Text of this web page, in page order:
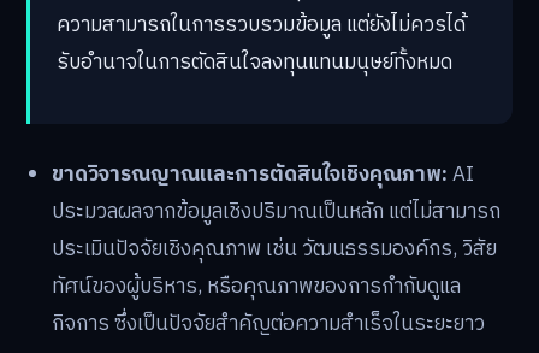
ความสามารถในการรวบรวมข้อมูล แต่ยังไม่ควรได้
รับอำนาจในการตัดสินใจลงทุนแทนมนุษย์ทั้งหมด
ขาดวิจารณญาณและการตัดสินใจเชิงคุณภาพ:AI
ประมวลผลจากข้อมูลเชิงปริมาณเป็นหลัก แต่ไม่สามารถ
ประเมินปัจจัยเชิงคุณภาพ เช่น วัฒนธรรมองค์กร, วิสัย
ทัศน์ของผู้บริหาร, หรือคุณภาพของการกำกับดูแล
กิจการ ซึ่งเป็นปัจจัยสำคัญต่อความสำเร็จในระยะยาว